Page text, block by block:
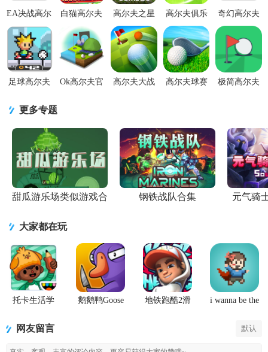
EA决战高尔
夫国际服
(Golf
Clash)3.1.2
最新版
白猫高尔夫
(NEKO
GOLF)1.1.10
最新版
高尔夫之星
官方版
v9.5.4安卓
版
高尔夫俱乐
部闲置游戏
无限货币
1.0.1最新版
奇幻高尔夫
安卓完整版
0.1.5最新版
足球高尔夫
1.04.1最新
Ok高尔夫官
高尔夫大战
高尔夫球赛
极简高尔夫
更多专题
甜瓜游乐场类似游戏合
钢铁战队合集 元气骑
大家都在玩
托卡生活学
鹅鹅鸭Goose
地铁跑酷2滑
i wanna be the
网友留言 默认